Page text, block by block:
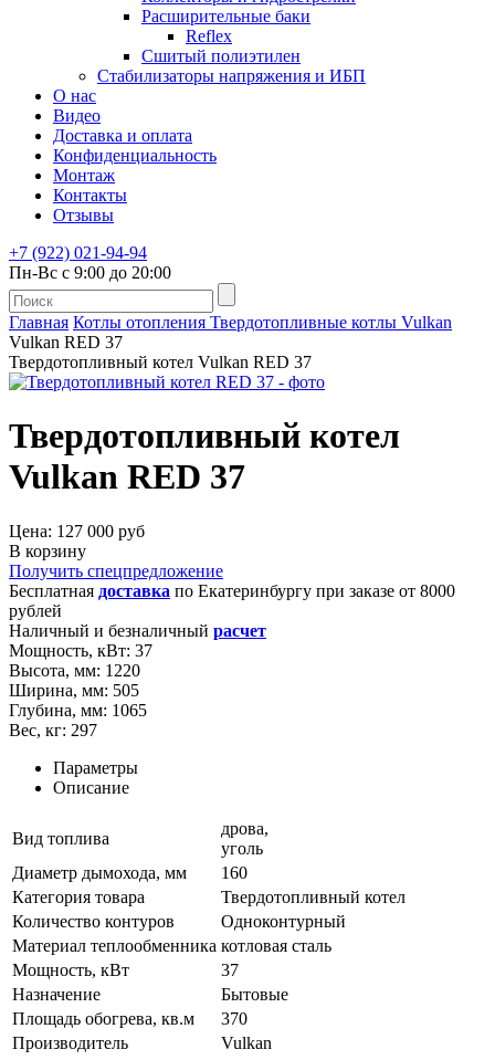
Расширительные баки
Reflex
Сшитый полиэтилен
Стабилизаторы напряжения и ИБП
О нас
Видео
Доставка и оплата
Конфиденциальность
Монтаж
Контакты
Отзывы
+7 (922) 021-94-94
Пн-Вс с 9:00 до 20:00
Главная Котлы отопления Твердотопливные котлы Vulkan
Vulkan RED 37
Твердотопливный котел Vulkan RED 37
Твердотопливный котел
Vulkan RED 37
Цена: 127 000 руб
В корзину
Получить спецпредложение
Бесплатная доставка по Екатеринбургу при заказе от 8000
рублей
Наличный и безналичный расчет
Мощность, кВт: 37
Высота, мм: 1220
Ширина, мм: 505
Глубина, мм: 1065
Вес, кг: 297
Параметры
Описание
Вид топлива
дрова,
уголь
Диаметр дымохода, мм
160
Категория товара
Твердотопливный котел
Количество контуров
Одноконтурный
Материал теплообменника котловая сталь
Мощность, кВт
37
Назначение
Бытовые
Площадь обогрева, кв.м
370
Производитель
Vulkan